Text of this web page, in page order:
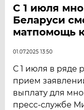
С 1 июля
Беларуси
матпомощь
01.07.2025 13:50
С 1 июля в ряде
прием
выплату для
пресс-службе